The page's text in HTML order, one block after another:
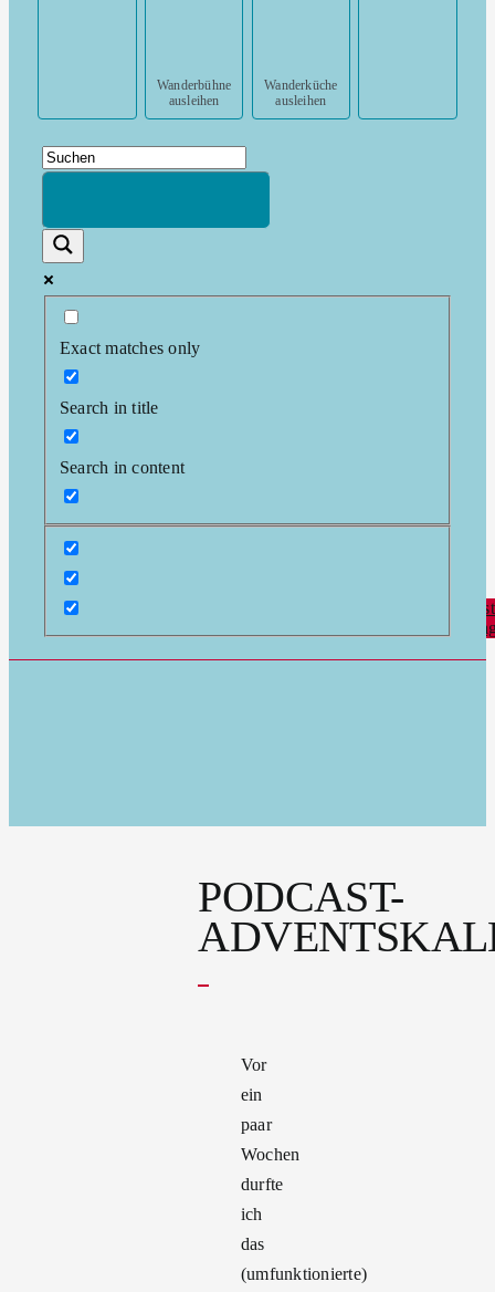
Wanderbühne
ausleihen
Wanderküche
ausleihen
Exact matches only
Search in title
Search in content
PODCAST-
Vor
ein
paar
Wochen
durfte
ich
das
(umfunktionierte)